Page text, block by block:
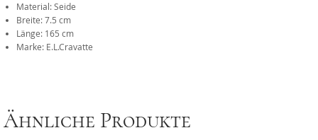
Material: Seide
Breite: 7.5 cm
Länge: 165 cm
Marke: E.L.Cravatte
Ähnliche Produkte